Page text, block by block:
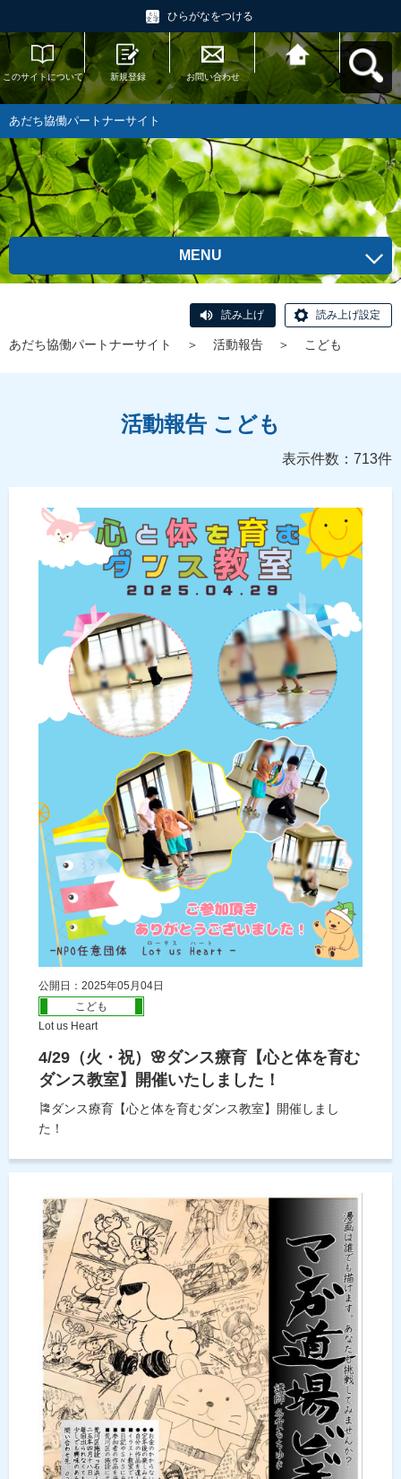
ひらがなをつける
このサイトについて 新規登録 お問い合わせ
あだち協働パートナ
ーサイトへ戻る
あだち協働パートナーサイト
MENU
読み上げ 読み上げ設定
あだち協働パートナーサイト ＞ 活動報告 ＞ こども
活動報告 こども
表示件数：713件
公開日：2025年05月04日
こども
Lot us Heart
4/29（火・祝）🌸ダンス療育【心と体を育む
ダンス教室】開催いたしました！
🎏ダンス療育【心と体を育むダンス教室】開催しまし
た！